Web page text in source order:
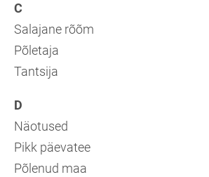
C
Salajane rõõm
Põletaja
Tantsija
D
Näotused
Pikk päevatee
Põlenud maa